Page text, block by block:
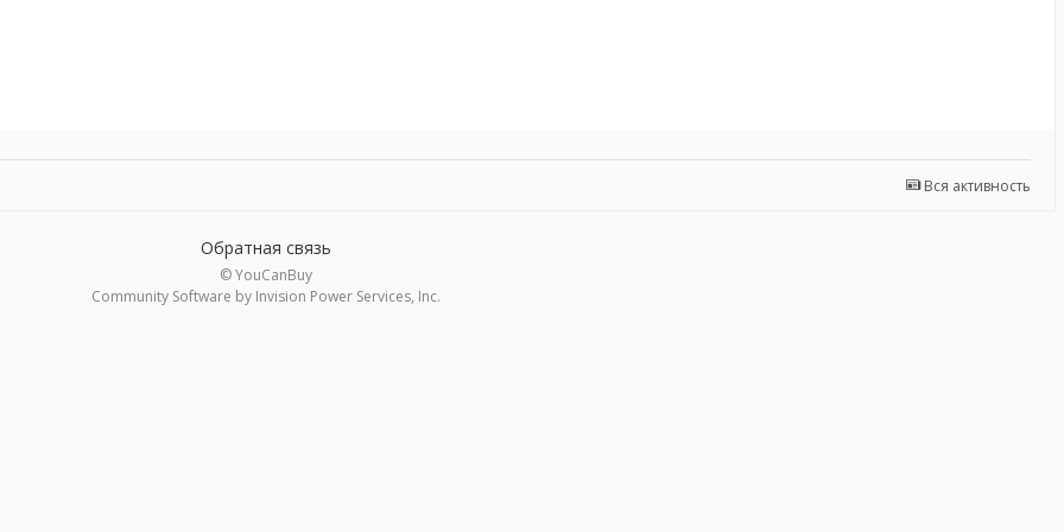
Вся активность
Обратная связь
© YouCanBuy
Community Software by Invision Power Services, Inc.